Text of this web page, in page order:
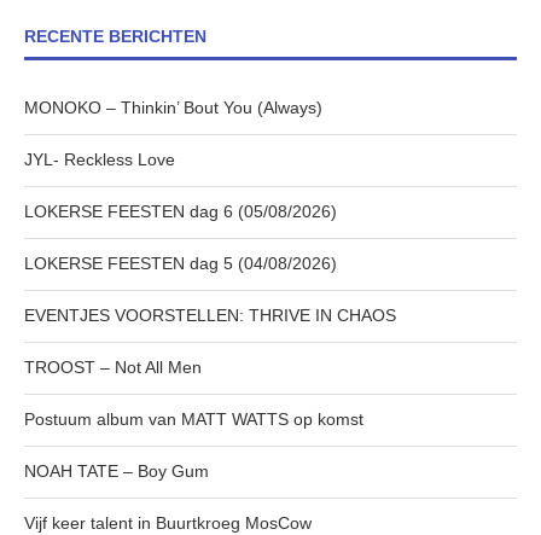
RECENTE BERICHTEN
MONOKO – Thinkin’ Bout You (Always)
JYL- Reckless Love
LOKERSE FEESTEN dag 6 (05/08/2026)
LOKERSE FEESTEN dag 5 (04/08/2026)
EVENTJES VOORSTELLEN: THRIVE IN CHAOS
TROOST – Not All Men
Postuum album van MATT WATTS op komst
NOAH TATE – Boy Gum
Vijf keer talent in Buurtkroeg MosCow